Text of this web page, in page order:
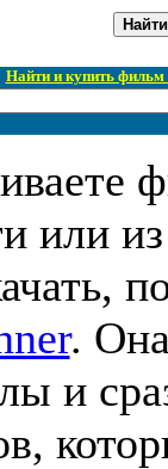
Найти и купить фильм
или
.
и